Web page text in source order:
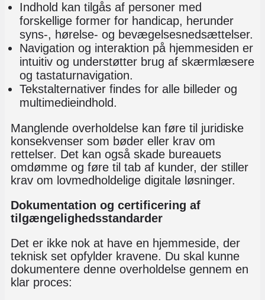
Indhold kan tilgås af personer med
forskellige former for handicap, herunder
syns-, hørelse- og bevægelsesnedsættelser.
Navigation og interaktion på hjemmesiden er
intuitiv og understøtter brug af skærmlæsere
og tastaturnavigation.
Tekstalternativer findes for alle billeder og
multimedieindhold.
Manglende overholdelse kan føre til juridiske
konsekvenser som bøder eller krav om
rettelser. Det kan også skade bureauets
omdømme og føre til tab af kunder, der stiller
krav om lovmedholdelige digitale løsninger.
Dokumentation og certificering af
tilgængelighedsstandarder
Det er ikke nok at have en hjemmeside, der
teknisk set opfylder kravene. Du skal kunne
dokumentere denne overholdelse gennem en
klar proces: